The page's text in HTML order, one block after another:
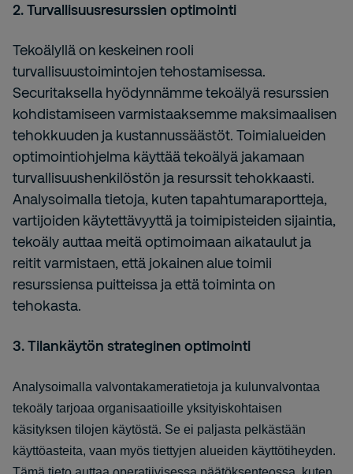
2. Turvallisuusresurssien optimointi
Tekoälyllä on keskeinen rooli
turvallisuustoimintojen tehostamisessa.
Securitaksella hyödynnämme tekoälyä resurssien
kohdistamiseen varmistaaksemme maksimaalisen
tehokkuuden ja kustannussäästöt. Toimialueiden
optimointiohjelma käyttää tekoälyä jakamaan
turvallisuushenkilöstön ja resurssit tehokkaasti.
Analysoimalla tietoja, kuten tapahtumaraportteja,
vartijoiden käytettävyyttä ja toimipisteiden sijaintia,
tekoäly auttaa meitä optimoimaan aikataulut ja
reitit varmistaen, että jokainen alue toimii
resurssiensa puitteissa ja että toiminta on
tehokasta.
3. Tilankäytön strateginen optimointi
Analysoimalla valvontakameratietoja ja kulunvalvontaa
tekoäly tarjoaa organisaatioille yksityiskohtaisen
käsityksen tilojen käytöstä. Se ei paljasta pelkästään
käyttöasteita, vaan myös tiettyjen alueiden käyttötiheyden.